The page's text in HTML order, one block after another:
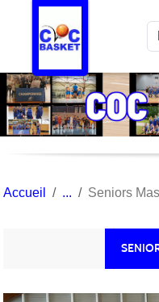
Accueil Seniors
Panneau de gestion des